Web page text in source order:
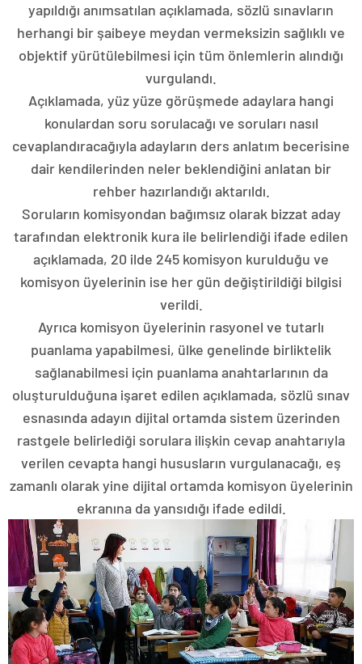
yapıldığı anımsatılan açıklamada, sözlü sınavların
herhangi bir şaibeye meydan vermeksizin sağlıklı ve
objektif yürütülebilmesi için tüm önlemlerin alındığı
vurgulandı.
Açıklamada, yüz yüze görüşmede adaylara hangi
konulardan soru sorulacağı ve soruları nasıl
cevaplandıracağıyla adayların ders anlatım becerisine
dair kendilerinden neler beklendiğini anlatan bir
rehber hazırlandığı aktarıldı.
Soruların komisyondan bağımsız olarak bizzat aday
tarafından elektronik kura ile belirlendiği ifade edilen
açıklamada, 20 ilde 245 komisyon kurulduğu ve
komisyon üyelerinin ise her gün değiştirildiği bilgisi
verildi.
Ayrıca komisyon üyelerinin rasyonel ve tutarlı
puanlama yapabilmesi, ülke genelinde birliktelik
sağlanabilmesi için puanlama anahtarlarının da
oluşturulduğuna işaret edilen açıklamada, sözlü sınav
esnasında adayın dijital ortamda sistem üzerinden
rastgele belirlediği sorulara ilişkin cevap anahtarıyla
verilen cevapta hangi hususların vurgulanacağı, eş
zamanlı olarak yine dijital ortamda komisyon üyelerinin
ekranına da yansıdığı ifade edildi.